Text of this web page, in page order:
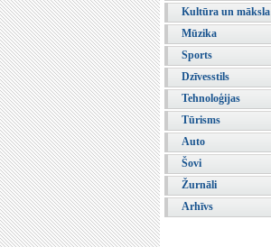
Kultūra un māksla
Mūzika
Sports
Dzīvesstils
Tehnoloģijas
Tūrisms
Auto
Šovi
Žurnāli
Arhīvs